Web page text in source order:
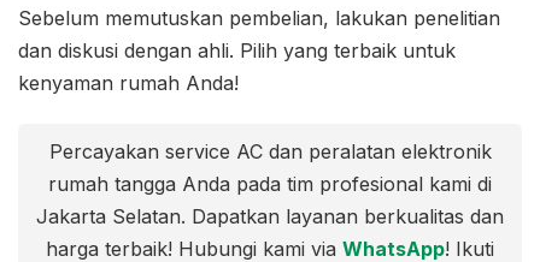
Sebelum memutuskan pembelian, lakukan penelitian
dan diskusi dengan ahli. Pilih yang terbaik untuk
kenyaman rumah Anda!
Percayakan service AC dan peralatan elektronik
rumah tangga Anda pada tim profesional kami di
Jakarta Selatan. Dapatkan layanan berkualitas dan
harga terbaik! Hubungi kami via WhatsApp! Ikuti